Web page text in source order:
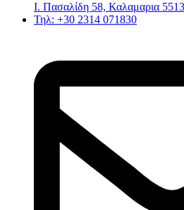
Ι. Πασαλίδη 58, Καλαμαρια
Τηλ: +30 2314 071830